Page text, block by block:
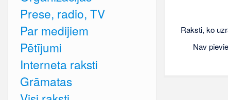
Raksti, ko
Nav
Prese, radio, TV
Par medijiem
Pētījumi
Interneta raksti
Grāmatas